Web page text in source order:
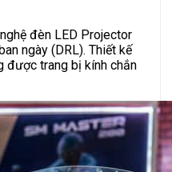
đèn LED Projector
ngày (DRL). Thiết kế
được trang bị kính chắn